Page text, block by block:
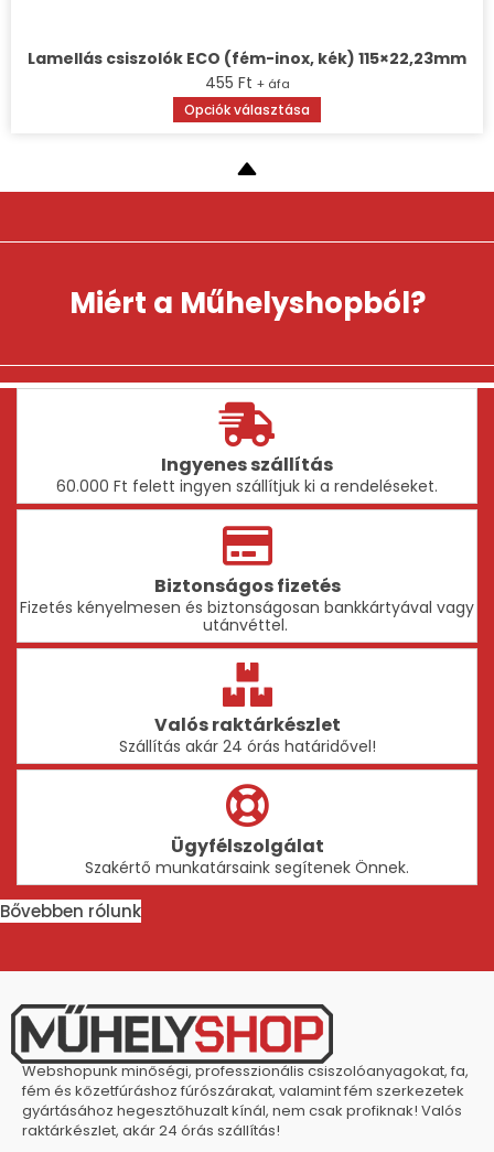
Lamellás csiszolók ECO (fém-inox, kék) 115×22,23mm
455 Ft + áfa
Opciók választása Ennek
a
változatok
termékoldalon
választhatók
Miért a Műhelyshopból?
Ingyenes szállítás
60.000 Ft felett ingyen szállítjuk ki a rendeléseket.
Biztonságos fizetés
Fizetés kényelmesen és biztonságosan bankkártyával vagy
utánvéttel.
Valós raktárkészlet
Szállítás akár 24 órás határidővel!
Ügyfélszolgálat
Szakértő munkatársaink segítenek Önnek.
Bővebben rólunk
Webshopunk minőségi, professzionális csiszolóanyagokat, fa,
fém és kőzetfúráshoz fúrószárakat, valamint fém szerkezetek
gyártásához hegesztőhuzalt kínál, nem csak profiknak! Valós
raktárkészlet, akár 24 órás szállítás!